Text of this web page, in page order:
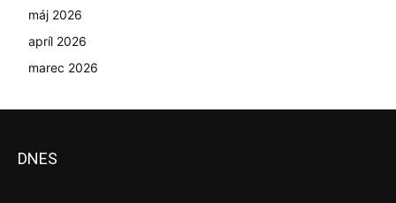
máj 2026
apríl 2026
marec 2026
DNES